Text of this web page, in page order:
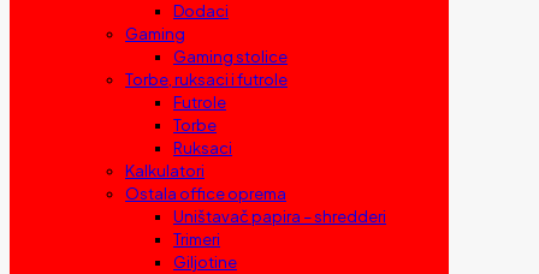
Dodaci
Gaming
Gaming stolice
Torbe, ruksaci i futrole
Futrole
Torbe
Ruksaci
Kalkulatori
Ostala office oprema
Uništavač papira – shredderi
Trimeri
Giljotine